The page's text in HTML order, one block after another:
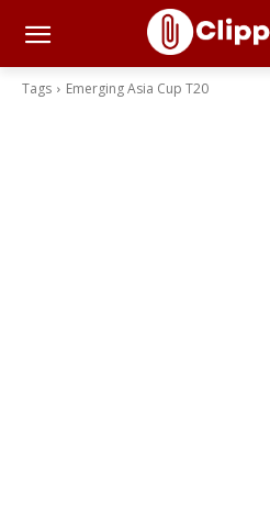
Tags Emerging Asia Cup T20